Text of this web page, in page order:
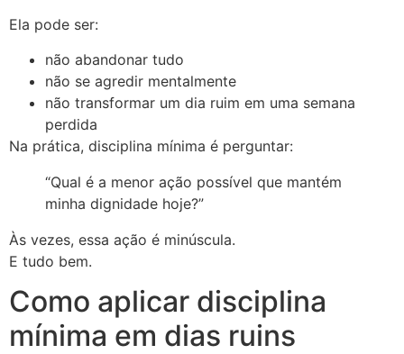
Ela pode ser:
não abandonar tudo
não se agredir mentalmente
não transformar um dia ruim em uma semana
perdida
Na prática, disciplina mínima é perguntar:
“Qual é a menor ação possível que mantém
minha dignidade hoje?”
Às vezes, essa ação é minúscula.
E tudo bem.
Como aplicar disciplina
mínima em dias ruins